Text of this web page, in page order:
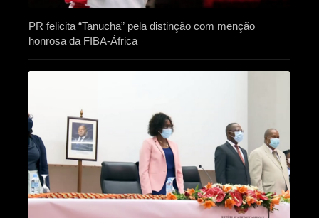
PR felicita “Tanucha” pela distinção com menção
honrosa da FIBA-África